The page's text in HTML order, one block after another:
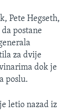
Pete Hegseth,
postane
za dvije
dok je
poslu.
letio nazad iz